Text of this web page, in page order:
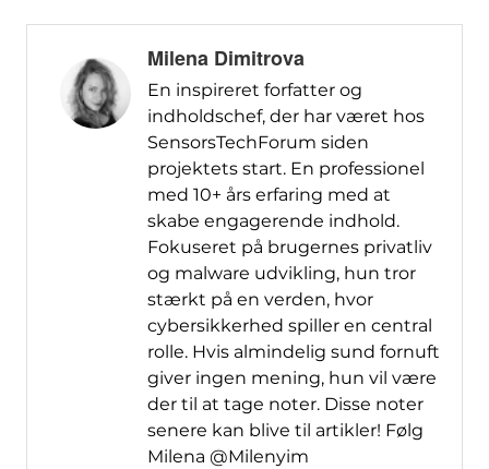
Milena Dimitrova
En inspireret forfatter og
indholdschef, der har været hos
SensorsTechForum siden
projektets start. En professionel
med 10+ års erfaring med at
skabe engagerende indhold.
Fokuseret på brugernes privatliv
og malware udvikling, hun tror
stærkt på en verden, hvor
cybersikkerhed spiller en central
rolle. Hvis almindelig sund fornuft
giver ingen mening, hun vil være
der til at tage noter. Disse noter
senere kan blive til artikler! Følg
Milena @Milenyim